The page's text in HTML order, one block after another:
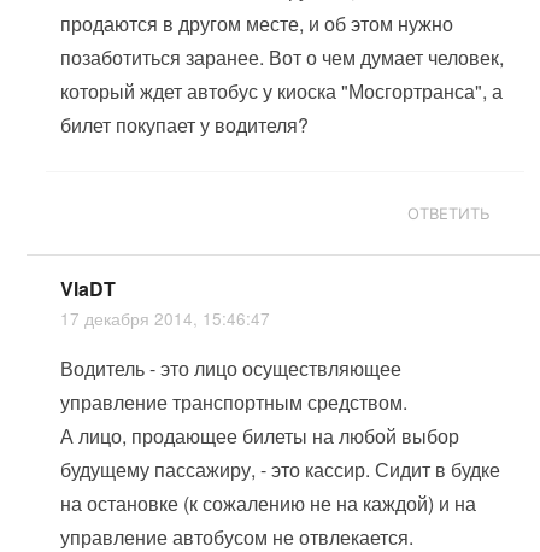
продаются в другом месте, и об этом нужно
позаботиться заранее. Вот о чем думает человек,
который ждет автобус у киоска "Мосгортранса", а
билет покупает у водителя?
ОТВЕТИТЬ
VlaDT
17 декабря 2014, 15:46:47
Водитель - это лицо осуществляющее
управление транспортным средством.
А лицо, продающее билеты на любой выбор
будущему пассажиру, - это кассир. Сидит в будке
на остановке (к сожалению не на каждой) и на
управление автобусом не отвлекается.